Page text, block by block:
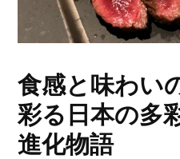
食感と味わい
彩る日本の多
進化物語